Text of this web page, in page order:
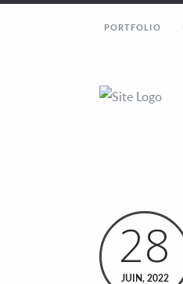
PORTFOLIO
28
JUIN, 2022